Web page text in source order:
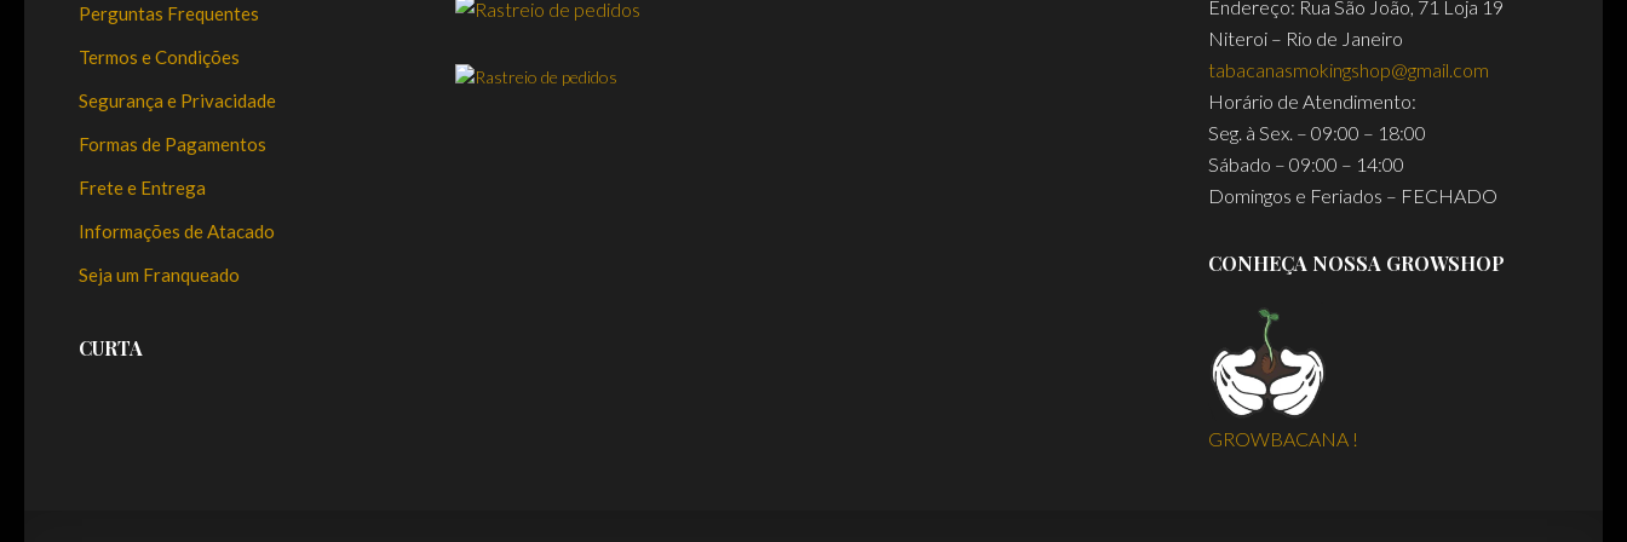
Perguntas Frequentes
Termos e Condições
Segurança e Privacidade
Formas de Pagamentos
Frete e Entrega
Informações de Atacado
Seja um Franqueado
CURTA
Endereço: Rua São João, 71 Loja 19
Niteroi – Rio de Janeiro
tabacanasmokingshop@gmail.com
Horário de Atendimento:
Seg. à Sex. – 09:00 – 18:00
Sábado – 09:00 – 14:00
Domingos e Feriados – FECHADO
CONHEÇA NOSSA GROWSHOP
GROWBACANA !